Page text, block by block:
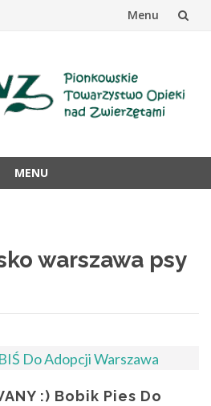
Menu
MENU
warszawa psy
:) Bobik Pies Do